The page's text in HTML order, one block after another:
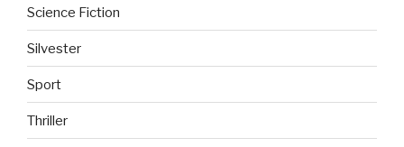
Science Fiction
Silvester
Sport
Thriller